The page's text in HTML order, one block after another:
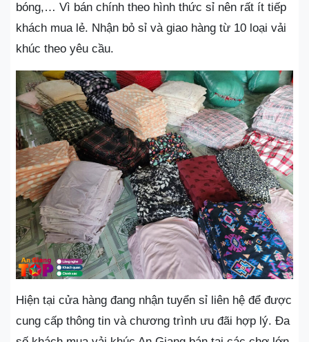
bóng,… Vì bán chính theo hình thức sỉ nên rất ít tiếp
khách mua lẻ. Nhận bỏ sỉ và giao hàng từ 10 loại vải
khúc theo yêu cầu.
Hiện tại cửa hàng đang nhận tuyển sỉ liên hệ để được
cung cấp thông tin và chương trình ưu đãi hợp lý. Đa